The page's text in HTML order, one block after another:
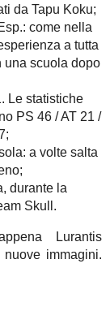
da Tapu Koku;
come nella
a tutta
una scuola dopo
Le statistiche
PS 46 / AT 21 /
a volte salta
durante la
Skull.
Lurantis
immagini.